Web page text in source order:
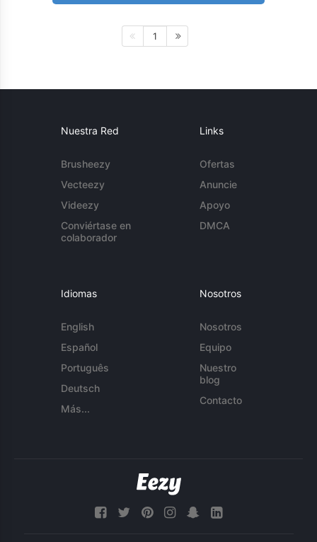
1
Nuestra Red
Brusheezy
Vecteezy
Videezy
Conviértase en
colaborador
Links
Ofertas
Anuncie
Apoyo
DMCA
Idiomas
English
Español
Português
Deutsch
Más...
Nosotros
Nosotros
Equipo
Nuestro
blog
Contacto